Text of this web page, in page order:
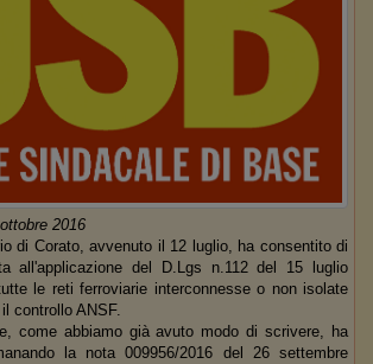
2016
di Corato, avvenuto il 12 luglio, ha consentito di
all'applicazione del D.Lgs n.112 del 15 luglio
le reti ferroviarie interconnesse o non isolate
controllo ANSF.
come abbiamo già avuto modo di scrivere, ha
la nota 009956/2016 del 26 settembre